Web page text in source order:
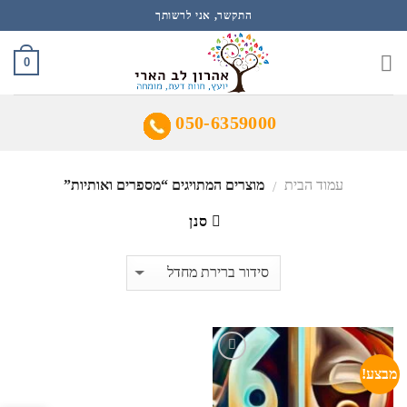
to
content
התקשר, אני לרשותך
0
050-6359000
עמוד הבית / מוצרים המתויגים “מספרים ואותיות”
סנן
מבצע!
הוסף